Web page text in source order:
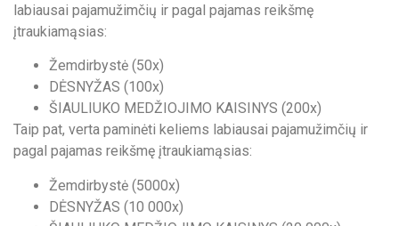
labiausai pajamužimčių ir pagal pajamas reikšmę
įtraukiamąsias:
Žemdirbystė (50x)
DĖSNYŽAS (100x)
ŠIAULIUKO MEDŽIOJIMO KAISINYS (200x)
Taip pat, verta paminėti keliems labiausai pajamužimčių ir
pagal pajamas reikšmę įtraukiamąsias:
Žemdirbystė (5000x)
DĖSNYŽAS (10 000x)